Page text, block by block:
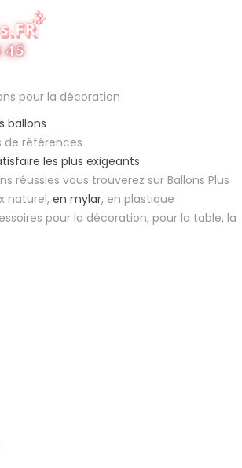
pour la décoration
ballons
de références
les plus exigeants
réussies vous trouverez sur Ballons Plus
naturel, en mylar, en plastique
pour la décoration, pour la table, la